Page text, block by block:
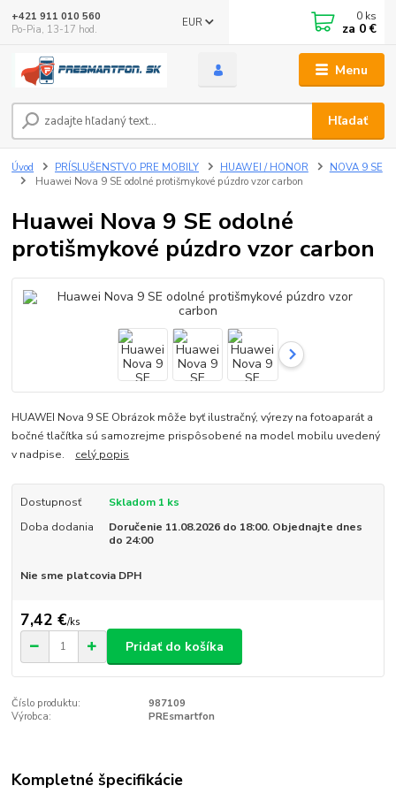
Menu
EUR
Hľadať
+421 911 010 560
Po-Pia, 13-17 hod.
0 ks
za 0 €
Úvod PRÍSLUŠENSTVO PRE MOBILY HUAWEI / HONOR
NOVA 9 SE
Huawei Nova 9 SE odolné protišmykové púzdro vzor carbon
Huawei Nova 9 SE odolné
protišmykové púzdro vzor carbon
HUAWEI Nova 9 SE Obrázok môže byť ilustračný, výrezy na fotoaparát a
bočné tlačítka sú samozrejme prispôsobené na model mobilu uvedený
v nadpise. celý popis
Dostupnosť
Skladom 1 ks
Doba dodania
Doručenie 11.08.2026 do 18:00. Objednajte dnes
do 24:00
Nie sme platcovia DPH
7,42 €/ks
Pridať do košíka
Číslo produktu:
987109
Výrobca:
PREsmartfon
Kompletné špecifikácie